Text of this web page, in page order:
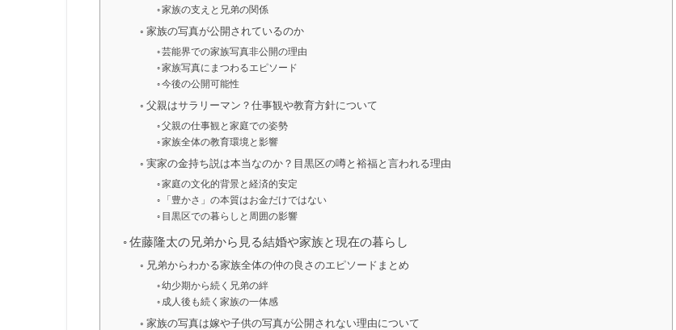
家族の支えと兄弟の関係
家族の写真が公開されているのか
芸能界での家族写真非公開の理由
家族写真にまつわるエピソード
今後の公開可能性
父親はサラリーマン？仕事観や教育方針について
父親の仕事観と家庭での姿勢
家族全体の教育環境と影響
実家の金持ち説は本当なのか？目黒区の噂と裕福と言われる理由
家庭の文化的背景と経済的安定
「豊かさ」の本質はお金だけではない
目黒区での暮らしと周囲の影響
佐藤隆太の兄弟から見る結婚や家族と現在の暮らし
兄弟からわかる家族全体の仲の良さのエピソードまとめ
幼少期から続く兄弟の絆
成人後も続く家族の一体感
家族の写真は嫁や子供の写真が公開されない理由について